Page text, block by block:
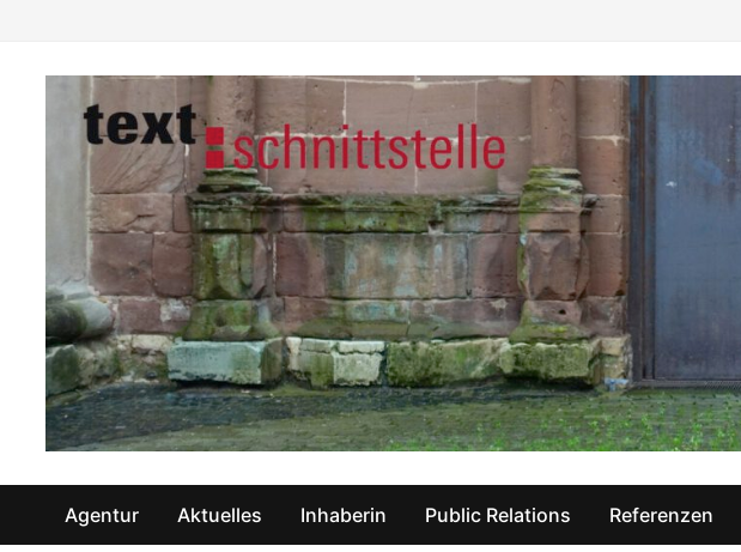
springen
Agentur Aktuelles Inhaberin Public Relations Referenzen